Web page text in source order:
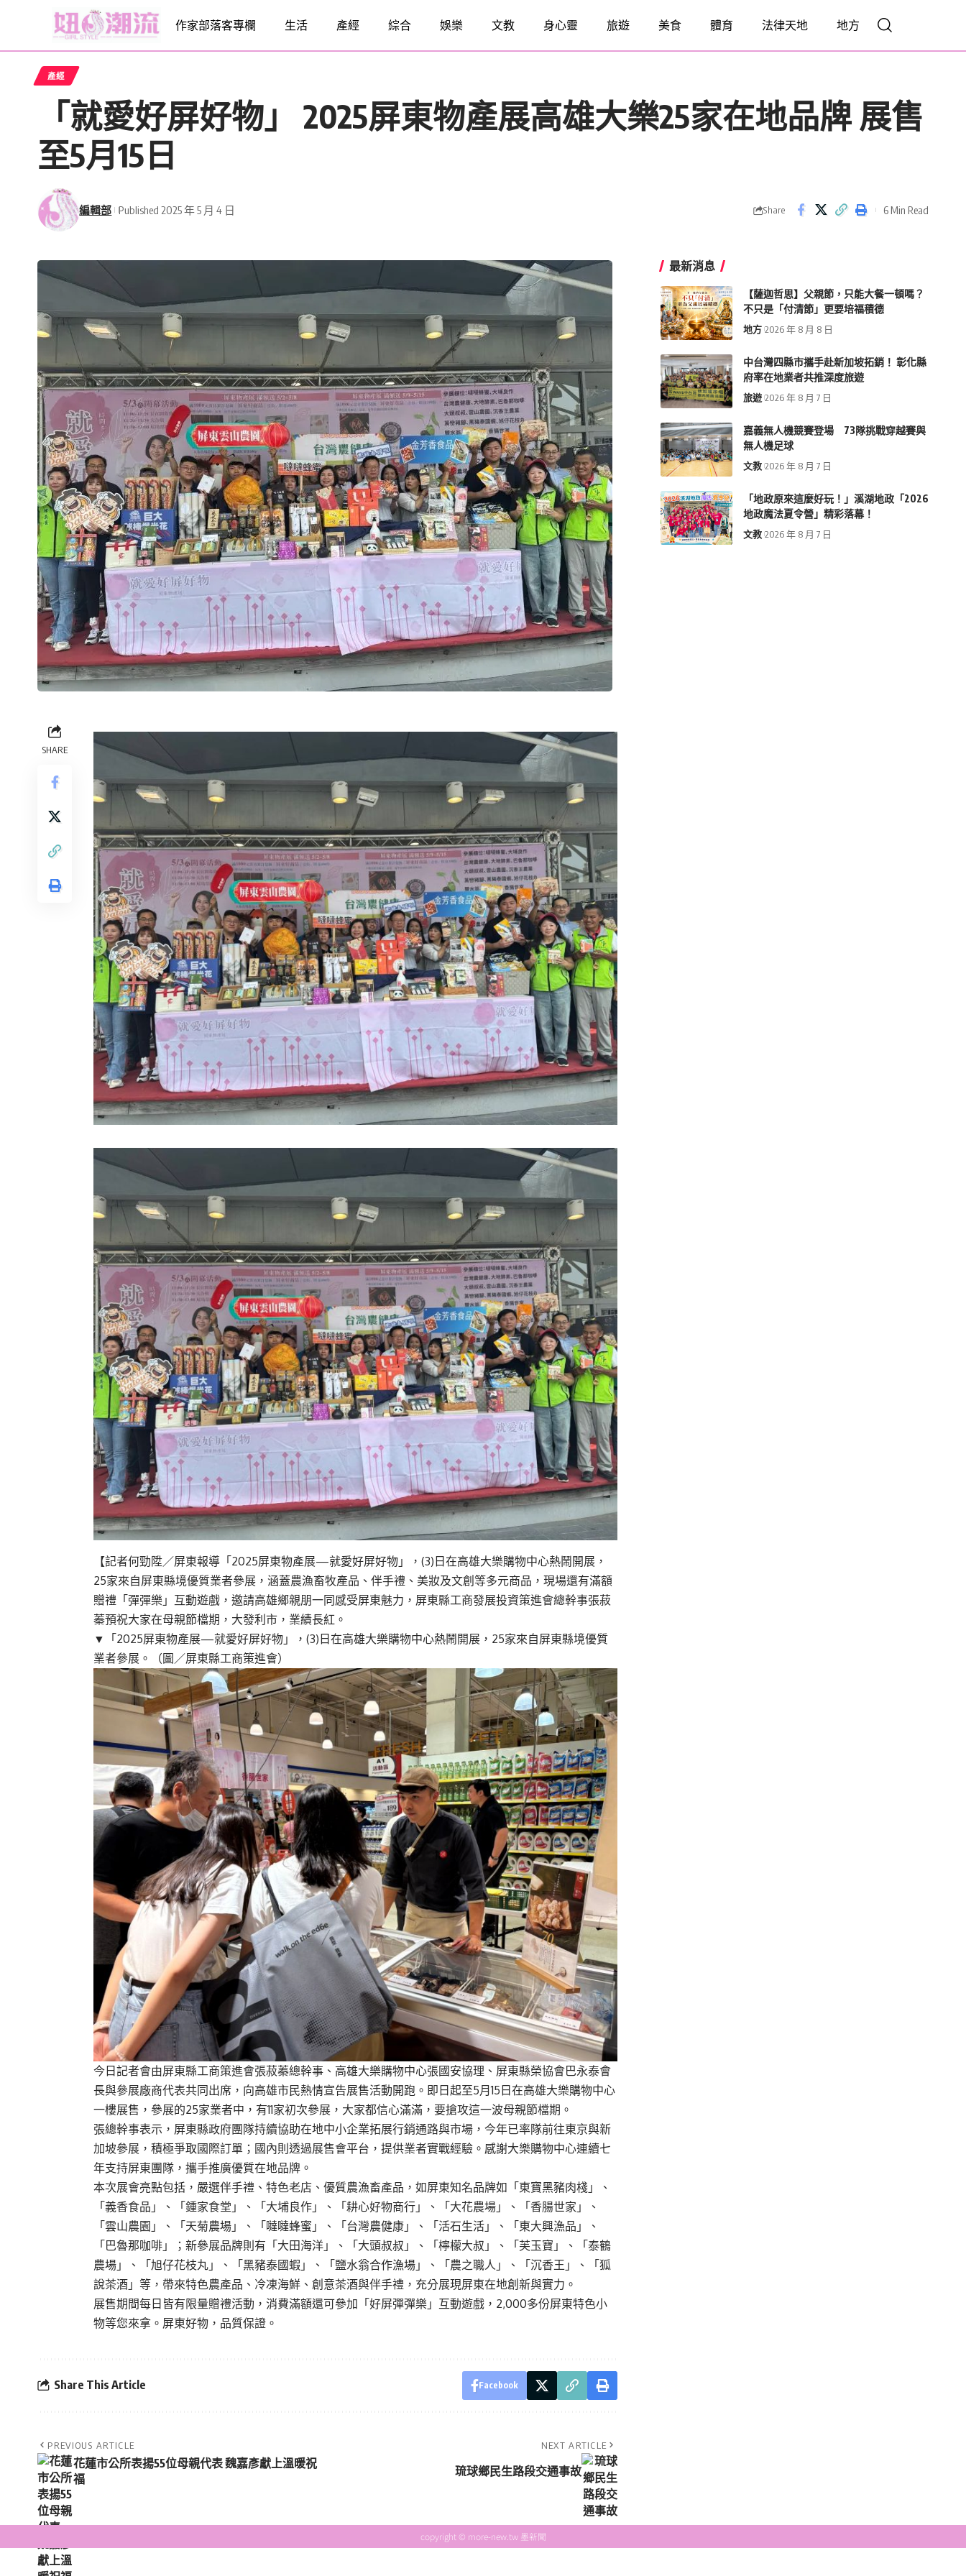
作家部落客專欄 生活 產經 綜合 娛樂 文教 身心靈 旅遊 美食 體育 法律天地 地方
產經
「就愛好屏好物」 2025屏東物產展高雄大樂25家在地品牌 展售
至5月15日
編輯部 Published 2025 年 5 月 4 日 Share 6 Min Read
SHARE
【記者何勁陞／屏東報導「 2025屏東物產展—就愛好屏好物」， (3) 日在高雄大樂購物中心熱鬧開展，
25家來自屏東縣境優質業者參展，涵蓋農漁畜牧產品、伴手禮、美妝及文創等多元商品，現場還有滿額
贈禮「彈彈樂」互動遊戲，邀請高雄鄉親朋一同感受屏東魅力，屏東縣工商發展投資策進會總幹事張菽
蓁預祝大家在母親節檔期，大發利市，業績長紅。
▼
「 2025屏東物產展—就愛好屏好物」， (3) 日在高雄大樂購物中心熱鬧開展， 25家來自屏東縣境優質
業者參展 。（圖／屏東縣工商策進會）
今日記者會由屏東縣工商策進會張菽蓁總幹事、高雄大樂購物中心張國安協理、屏東縣榮協會巴永泰會
長與參展廠商代表共同出席，向高雄市民熱情宣告展售活動開跑。即日起至5月15日在高雄大樂購物中心
一樓展售，參展的25家業者中，有11家初次參展，大家都信心滿滿，要搶攻這一波母親節檔期。
張總幹事表示，屏東縣政府團隊持續協助在地中小企業拓展行銷通路與市場，今年已率隊前往東京與新
加坡參展，積極爭取國際訂單；國內則透過展售會平台，提供業者實戰經驗。感謝大樂購物中心連續七
年支持屏東團隊，攜手推廣優質在地品牌。
本次展會亮點包括，嚴選伴手禮、特色老店、優質農漁畜產品，如屏東知名品牌如「東寶黑豬肉棧」、
「義香食品」、「鍾家食堂」、「大埔良作」、「耕心好物商行」、「大花農場」、「香腸世家」、
「雲山農園」、「天菊農場」、「噠噠蜂蜜」、「台灣農健康」、「活石生活」、「東大興漁品」、
「巴魯那咖啡」；新參展品牌則有「大田海洋」、「大頭叔叔」、「檸檬大叔」、「芙玉寶」、「泰鶴
農場」、「旭仔花枝丸」、「黑豬泰國蝦」、「鹽水翁合作漁場」、「農之職人」、「沉香王」、「狐
說茶酒」等，帶來特色農產品、冷凍海鮮、創意茶酒與伴手禮，充分展現屏東在地創新與實力。
展售期間每日皆有限量贈禮活動，消費滿額還可參加「好屏彈彈樂」互動遊戲， 2,000多份屏東特色小
物等您來拿。屏東好物，品質保證。
Share This Article Facebook
PREVIOUS ARTICLE
花蓮市公所表揚55位母親代表 魏嘉彥獻上溫暖祝
福
NEXT ARTICLE
琉球鄉民生路段交通事故
最新消息
【薩迦哲思】父親節，只能大餐一頓嗎？
不只是「付清節」更要培福積德
地方 2026 年 8 月 8 日
中台灣四縣市攜手赴新加坡拓銷！ 彰化縣
府率在地業者共推深度旅遊
旅遊 2026 年 8 月 7 日
嘉義無人機競賽登場 73隊挑戰穿越賽與
無人機足球
文教 2026 年 8 月 7 日
「地政原來這麼好玩！」溪湖地政「2026
地政魔法夏令營」精彩落幕！
文教 2026 年 8 月 7 日
copyright © more-new.tw 墨新聞